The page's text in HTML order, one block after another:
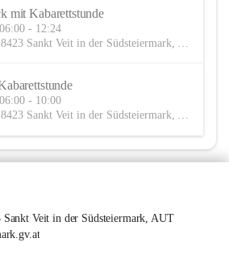
mit Kabarettstunde
- 12:24
Am Kirchplatz 3, 8423 Sankt Veit in der Südsteiermark, AUT
- 10:00
Am Kirchplatz 5, 8423 Sankt Veit in der Südsteiermark, AUT
Veit in der Südsteiermark, AUT